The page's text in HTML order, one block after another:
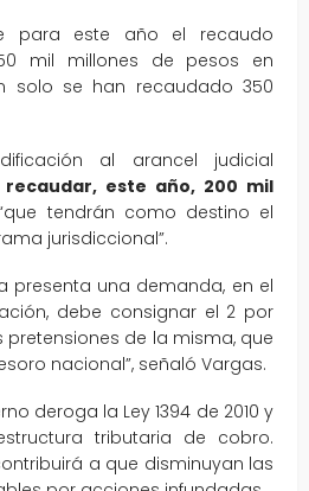
para este año el recaudo
mil millones de pesos en
solo se han recaudado 350
al arancel judicial
recaudar, este año, 200 mil
tendrán como destino el
jurisdiccional”.
presenta una demanda, en el
debe consignar el 2 por
de la misma, que
nacional”, señaló Vargas.
deroga la Ley 1394 de 2010 y
tributaria de cobro.
a que disminuyan las